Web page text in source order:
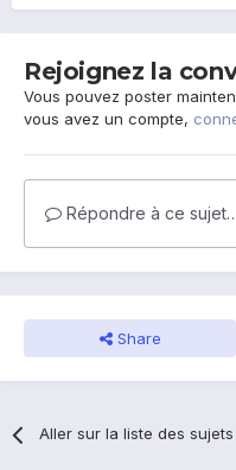
Rejoignez la
Vous pouvez poster
vous avez un compte,
Répondre à ce
Share
Aller sur la liste des sujets